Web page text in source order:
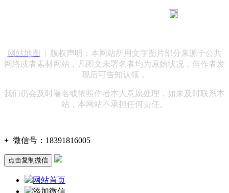
网站地图
| 版权声明：本网站所用文字图片部分来源于公共
网络或者素材网站，凡图文未署名者均为原始状况，但作者发
现后可告知认领，
我们仍会及时署名或依照作者本人意愿处理，如未及时联系本
站，本网站不承担任何责任。
+ 微信号： 18391816005
点击复制微信
网站首页